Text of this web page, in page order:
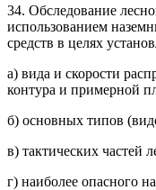
34. Обследование
использованием
средств в целях
а) вида и скорости
контура и примерной
б) основных типов
в) тактических частей
г) наиболее опасного